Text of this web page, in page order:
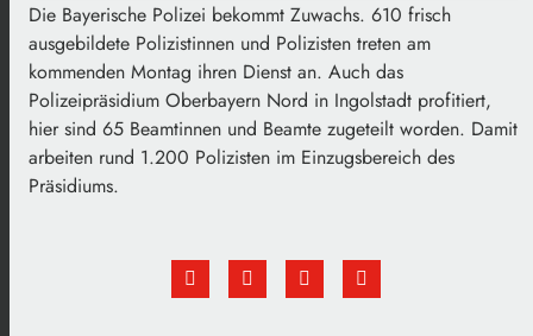
Die Bayerische Polizei bekommt Zuwachs. 610 frisch
ausgebildete Polizistinnen und Polizisten treten am
kommenden Montag ihren Dienst an. Auch das
Polizeipräsidium Oberbayern Nord in Ingolstadt profitiert,
hier sind 65 Beamtinnen und Beamte zugeteilt worden. Damit
arbeiten rund 1.200 Polizisten im Einzugsbereich des
Präsidiums.